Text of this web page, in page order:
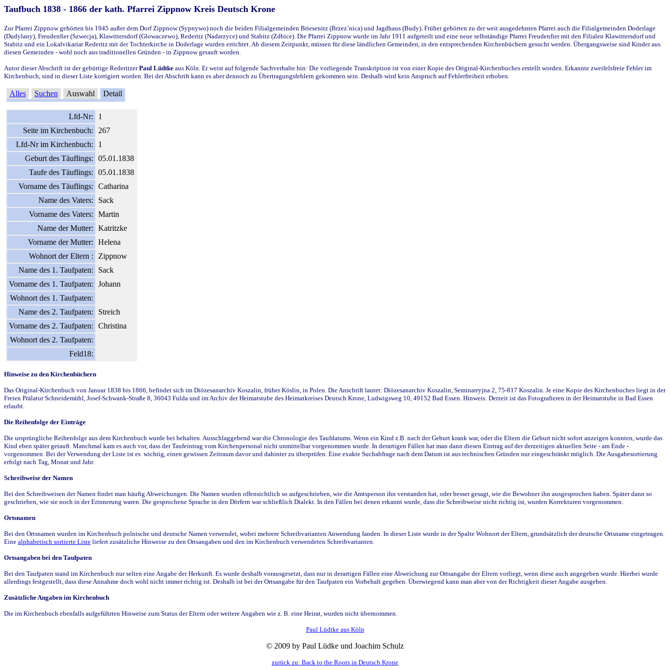
Taufbuch 1838 - 1866 der kath. Pfarrei Zippnow Kreis Deutsch Krone
Zur Pfarrei Zippnow gehörten bis 1945 außer dem Dorf Zippnow (Sypnywo) noch die beiden Filialgemeinden Briesenitz (Brzez`nica) und Jagdhaus (Budy). Früher gehörten zu der weit ausgedehnten Pfarrei auch die Filialgemeinden Doderlage
(Dudylany), Freudenfier (Szwecja), Klawittersdorf (Glowaczewo), Rederitz (Nadarzyce) und Stabitz (Zdbice). Die Pfarrei Zippnow wurde im Jahr 1911 aufgeteilt und eine neue selbständige Pfarrei Freudenfier mit den Filialen Klawittersdorf und
Stabitz und ein Lokalvikariat Rederitz mit der Tochterkirche in Doderlage wurden errichtet. Ab diesem Zeitpunkt, müssen für diese ländlichen Gemeinden, in den entsprechenden Kirchenbüchern gesucht werden. Übergangsweise sind Kinder aus
diesen Gemeinden - wohl noch aus traditionellen Gründen - in Zippnow getauft worden.
Autor dieser Abschrift ist der gebürtige RederitzerPaul Lüdtke aus Köln. Er weist auf folgende Sachverhalte hin: Die vorliegende Transkription ist von einer Kopie des Original-Kirchenbuches erstellt worden. Erkannte zweifelsfreie Fehler im
Kirchenbuch, sind in dieser Liste korrigiert worden. Bei der Abschrift kann es aber dennoch zu Übertragungsfehlern gekommen sein. Deshalb wird kein Anspruch auf Fehlerfreiheit erhoben.
Alles Suchen Auswahl Detail
Lfd-Nr:
1
Seite im Kirchenbuch:
267
Lfd-Nr im Kirchenbuch:
1
Geburt des Täuflings:
05.01.1838
Taufe des Täuflings:
05.01.1838
Vorname des Täuflings:
Catharina
Name des Vaters:
Sack
Vorname des Vaters:
Martin
Name der Mutter:
Katritzke
Vorname der Mutter:
Helena
Wohnort der Eltern :
Zippnow
Name des 1. Taufpaten:
Sack
Vorname des 1. Taufpaten:
Johann
Wohnort des 1. Taufpaten:
Name des 2. Taufpaten:
Streich
Vorname des 2. Taufpaten:
Christina
Wohnort des 2. Taufpaten:
Feld18:
Hinweise zu den Kirchenbüchern
Das Original-Kirchenbuch von Januar 1838 bis 1866, befindet sich im Diözesanarchiv Koszalin, früher Köslin, in Polen. Die Anschrift lautet: Diözesanarchiv Koszalin, Seminarryjna 2, 75-817 Koszalin. Je eine Kopie des Kirchenbuches liegt in der
Freien Prälatur Schneidemühl, Josef-Schwank-Straße 8, 36043 Fulda und im Archiv der Heimatstube des Heimatkreises Deutsch Krone, Ludwigsweg 10, 49152 Bad Essen. Hinweis: Derzeit ist das Fotografieren in der Heimatstube in Bad Essen
erlaubt.
Die Reihenfolge der Einträge
Die ursprüngliche Reihenfolge aus dem Kirchenbuch wurde bei behalten. Ausschlaggebend war die Chronologie des Taufdatums. Wenn ein Kind z.B. nach der Geburt krank war, oder die Eltern die Geburt nicht sofort anzeigen konnten, wurde das
Kind eben später getauft. Manchmal kam es auch vor, dass der Taufeintrag vom Kirchenpersonal nicht unmittelbar vorgenommen wurde. In derartigen Fällen hat man dann diesen Eintrag auf der derzeitigen aktuellen Seite - am Ende -
vorgenommen. Bei der Verwendung der Liste ist es wichtig, einen gewissen Zeitraum davor und dahinter zu überprüfen. Eine exakte Suchabfrage nach dem Datum ist aus technischen Gründen nur eingeschränkt möglich. Die Ausgabesortierung
erfolgt nach Tag, Monat und Jahr.
Schreibweise der Namen
Bei den Schreibweisen der Namen findet man häufig Abweichungen. Die Namen wurden offensichtlich so aufgeschrieben, wie die Amtsperson ihn verstanden hat, oder besser gesagt, wie die Bewohner ihn ausgesprochen haben. Später dann so
geschrieben, wie sie noch in der Erinnerung waren. Die gesprochene Sprache in den Dörfern war schließlich Dialekt. In den Fällen bei denen erkannt wurde, dass die Schreibweise nicht richtig ist, wurden Korrekturen vorgenommen.
Ortsnamen
Bei den Ortsnamen wurden im Kirchenbuch polnische und deutsche Namen verwendet, wobei mehrere Schreibvarianten Anwendung fanden. In dieser Liste wurde in der Spalte Wohnort der Eltern, grundsätzlich der deutsche Ortsname eingetragen.
Eine alphabetisch sortierte Liste liefert zusätzliche Hinweise zu den Ortsangaben und den im Kirchenbuch verwendeten Schreibvarianten.
Ortsangaben bei den Taufpaten
Bei den Taufpaten stand im Kirchenbuch nur selten eine Angabe der Herkunft. Es wurde deshalb vorausgesetzt, dass nur in derartigen Fällen eine Abweichung zur Ortsangabe der Eltern vorliegt, wenn diese auch angegeben wurde. Hierbei wurde
allerdings festgestellt, dass diese Annahme doch wohl nicht immer richtig ist. Deshalb ist bei der Ortsangabe für den Taufpaten ein Vorbehalt gegeben. Überwiegend kann man aber von der Richtigkeit dieser Angabe ausgehen.
Zusätzliche Angaben im Kirchenbuch
Die im Kirchenbuch ebenfalls aufgeführten Hinweise zum Status der Eltern oder weitere Angaben wie z. B. eine Heirat, wurden nicht übernommen.
Paul Lüdtke aus Köln
© 2009 by Paul Lüdke und Joachim Schulz
zurück zu: Back to the Roots in Deutsch Krone